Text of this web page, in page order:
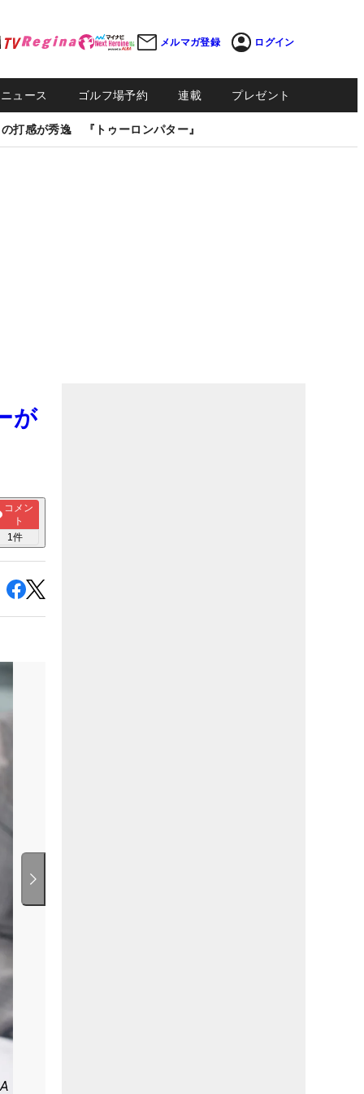
メルマガ登録 ログイン
ュース ゴルフ場予約 連載 プレゼント
打感が秀逸 『トゥーロンパター』
が
コメン
ト
1件